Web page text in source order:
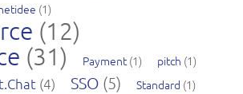
(1)
(12)
(31) Payment(1) pitch (1)
(4) SSO (5) Standard (1)